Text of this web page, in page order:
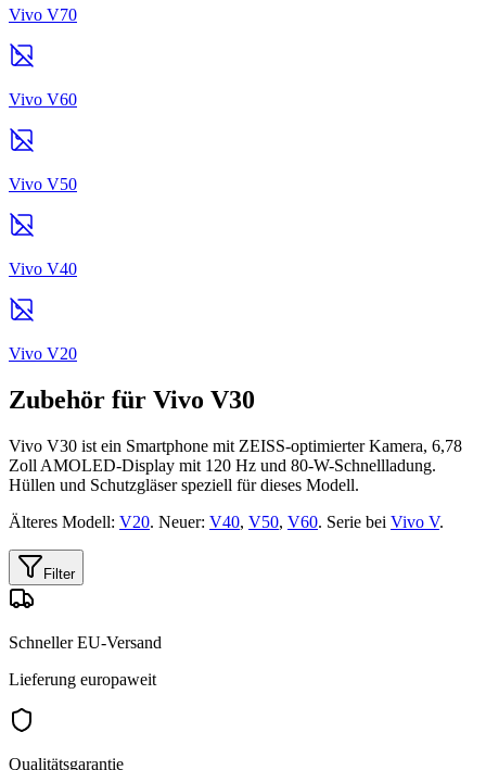
Vivo V70
Vivo V60
Vivo V50
Vivo V40
Vivo V20
Zubehör für Vivo V30
Vivo V30 ist ein Smartphone mit ZEISS-optimierter Kamera, 6,78
Zoll AMOLED-Display mit 120 Hz und 80-W-Schnellladung.
Hüllen und Schutzgläser speziell für dieses Modell.
Älteres Modell: V20. Neuer: V40, V50, V60. Serie bei Vivo V.
Filter
Schneller EU-Versand
Lieferung europaweit
Qualitätsgarantie